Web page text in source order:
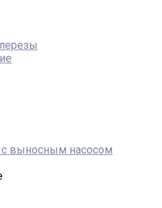
с выносным насосом